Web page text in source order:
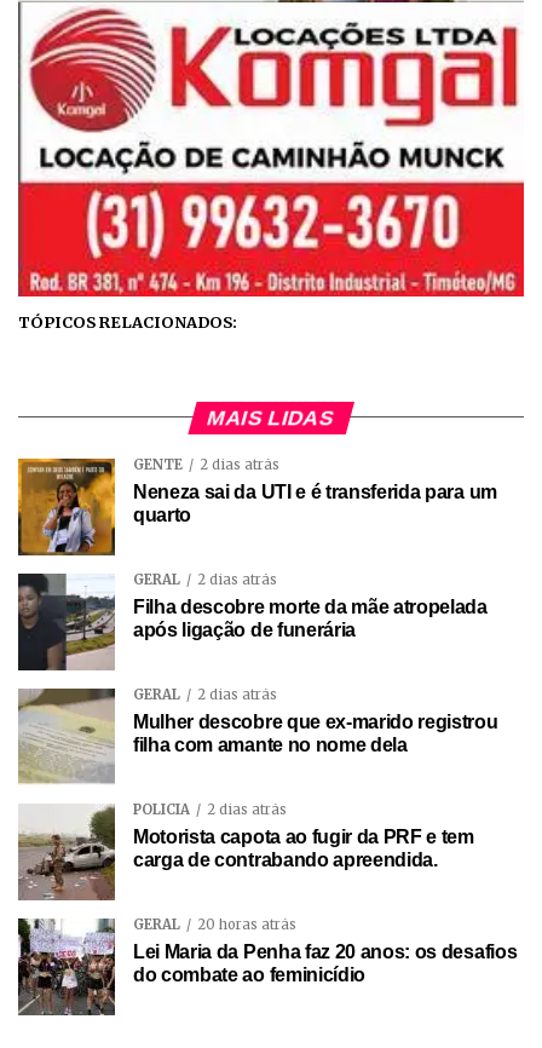
TÓPICOS RELACIONADOS:
MAIS LIDAS
GENTE 2 dias atrás
Neneza sai da UTI e é transferida para um
quarto
GERAL 2 dias atrás
Filha descobre morte da mãe atropelada
após ligação de funerária
GERAL 2 dias atrás
Mulher descobre que ex-marido registrou
filha com amante no nome dela
POLÍCIA 2 dias atrás
Motorista capota ao fugir da PRF e tem
carga de contrabando apreendida.
GERAL 20 horas atrás
Lei Maria da Penha faz 20 anos: os desafios
do combate ao feminicídio